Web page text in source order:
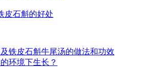
皮石斛的好处
铁皮石斛牛尾汤的做法和功效
环境下生长？